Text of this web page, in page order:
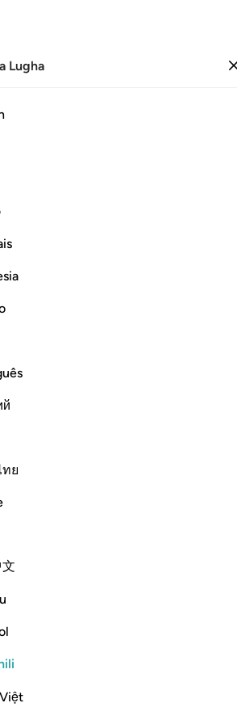
Lugha
ย
usomaji wa sauti, maana ya neno kwa neno, na
Jina la Mwenyezi Mungu, Mwingi wa Rehema,